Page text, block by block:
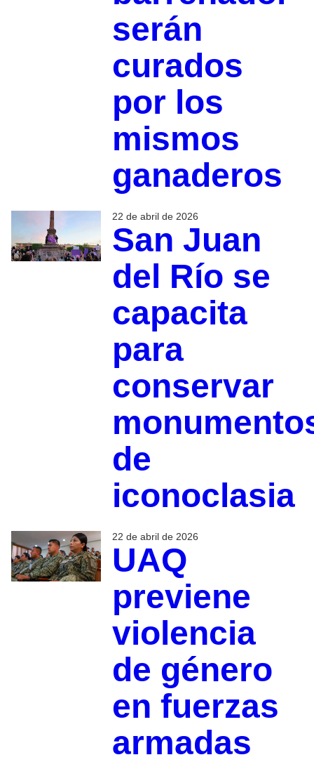
serán
curados
por los
mismos
ganaderos
22 de abril de 2026
San Juan
del Río se
capacita
para
conservar
de
iconoclasia
22 de abril de 2026
UAQ
previene
violencia
de género
en fuerzas
armadas